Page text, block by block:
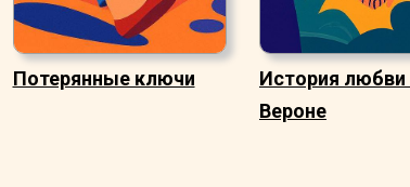
Потерянные ключи
История любви
Вероне